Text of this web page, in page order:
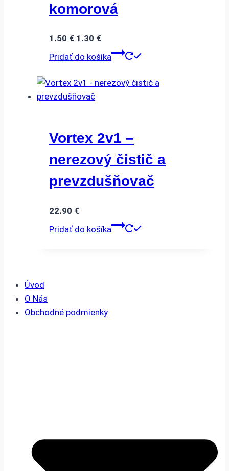
komorová
1.50€ Pôvodná
cena
1.50 €.
1.30 €Aktuálna
cena
1.30 €.
Pridať do košíka
Vortex 2v1 –
nerezový čistič a
prevzdušňovač
22.90 €
Pridať do košíka
Úvod
O Nás
Obchodné podmienky